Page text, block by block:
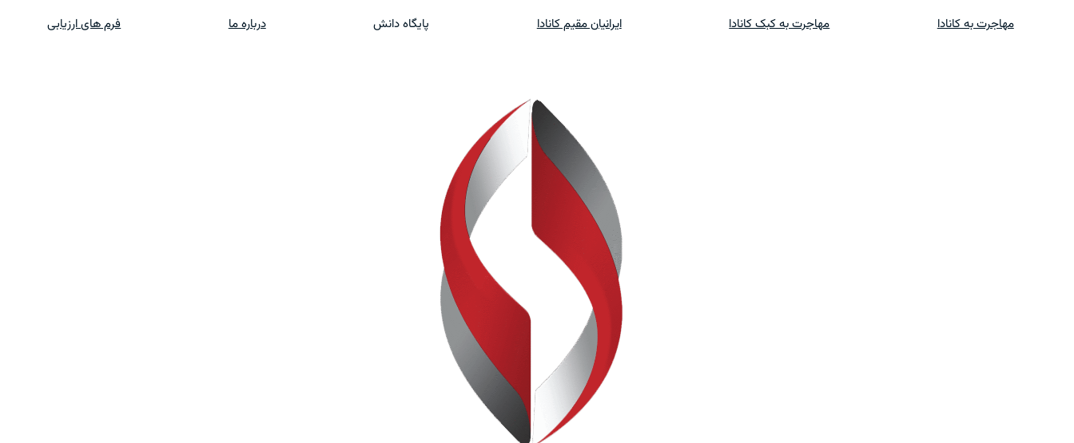
مهاجرت به کانادا مهاجرت به کبک کانادا ایرانیان مقیم کانادا پایگاه دانش درباره ما فرم های ارزیابی